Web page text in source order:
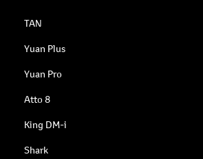
TAN
Yuan Plus
Yuan Pro
Atto 8
King DM-i
Shark